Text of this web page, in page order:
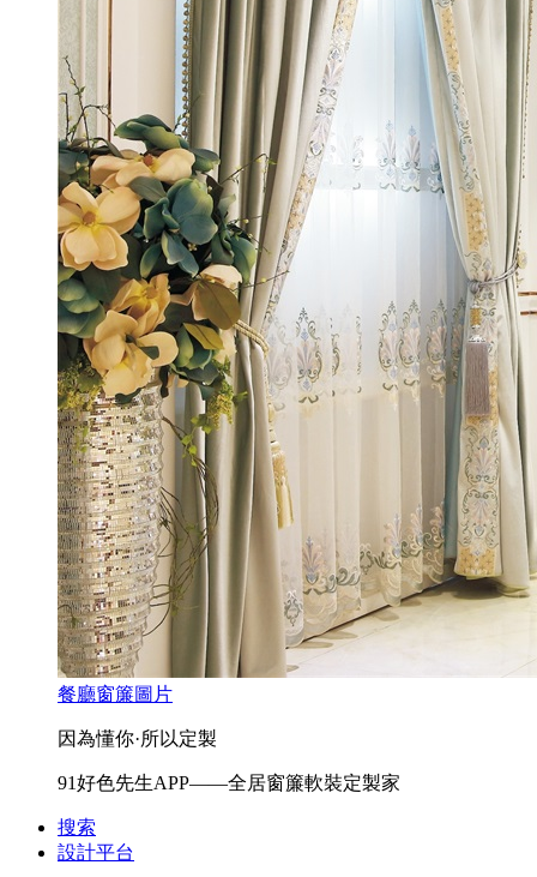
餐廳窗簾圖片
因為懂你·所以定製
91好色先生APP——全居窗簾軟裝定製家
搜索
設計平台